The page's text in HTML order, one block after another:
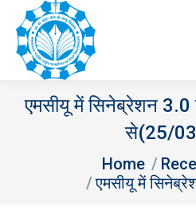
एमसीयू में सिनेब्रेशन
से(25/
Home
एमसीयू में